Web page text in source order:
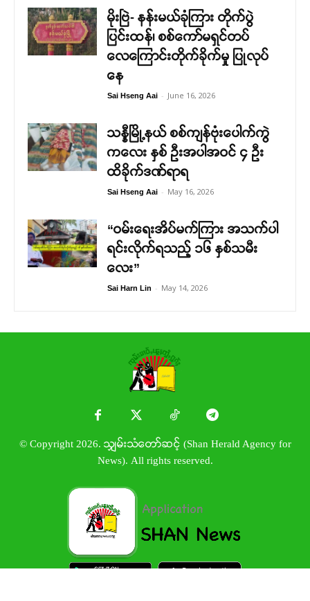
မိုးဗြဲ- နန်းမယ်ခုံကြား တိုက်ပွဲ
ပြင်းထန်၊ စစ်ကော်မရှင်တပ်
လေကြောင်းတိုက်ခိုက်မှု ပြုလုပ်
နေ
Sai Hseng Aai - June 16, 2026
သန္နီမြို့နယ် စစ်ကျန်ဗုံးပေါက်ကွဲ
ကလေး နှစ် ဦးအပါအဝင် ၄ ဦး
ထိခိုက်ဒဏ်ရာရ
Sai Hseng Aai - May 16, 2026
“ဝမ်းရေးအိပ်မက်ကြား အသက်ပါ
ရင်းလိုက်ရသည့် ၁၆ နှစ်သမီး
လေး”
Sai Harn Lin - May 14, 2026
© Copyright 2026. သျှမ်းသံတော်ဆင့် (Shan Herald Agency for
News). All rights reserved.